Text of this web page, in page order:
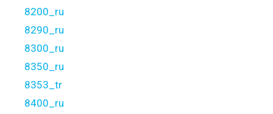
8200_ru
8290_ru
8300_ru
8350_ru
8353_tr
8400_ru